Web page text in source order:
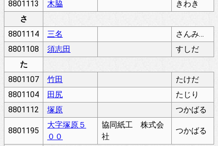
8801113
木脇
きわき
さ
8801114
三名
さんみょう
8801108
須志田
すしだ
た
8801107
竹田
たけだ
8801104
田尻
たじり
8801112
塚原 つかばる
8801195
大字塚原５
００
協同紙工 株式会
社
つかばる